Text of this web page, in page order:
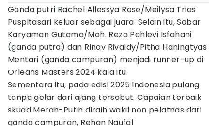
Ganda putri Rachel Allessya Rose/Meilysa Trias
Puspitasari keluar sebagai juara. Selain itu, Sabar
Karyaman Gutama/Moh. Reza Pahlevi Isfahani
(ganda putra) dan Rinov Rivaldy/Pitha Haningtyas
Mentari (ganda campuran) menjadi runner-up di
Orleans Masters 2024 kala itu.
Sementara itu, pada edisi 2025 Indonesia pulang
tanpa gelar dari ajang tersebut. Capaian terbaik
skuad Merah-Putih diraih wakil non pelatnas dari
ganda campuran, Rehan Naufal